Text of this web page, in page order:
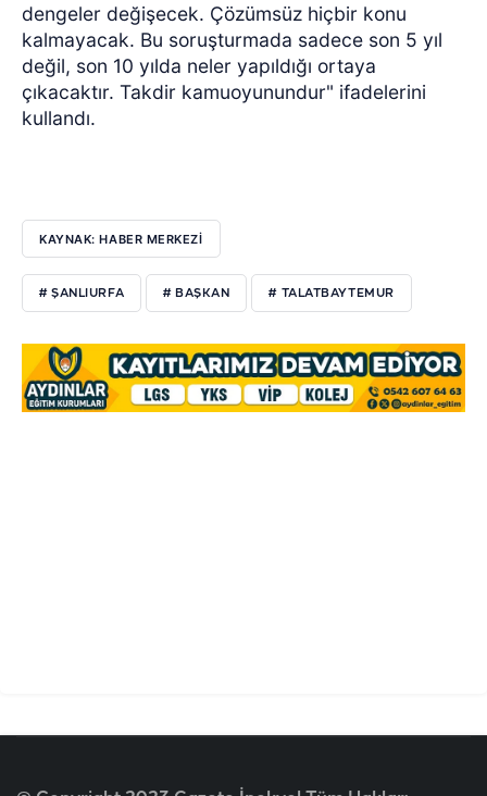
dengeler değişecek. Çözümsüz hiçbir konu
kalmayacak. Bu soruşturmada sadece son 5 yıl
değil, son 10 yılda neler yapıldığı ortaya
çıkacaktır. Takdir kamuoyunundur" ifadelerini
kullandı.
KAYNAK: HABER MERKEZİ
# ŞANLIURFA # BAŞKAN # TALATBAYTEMUR